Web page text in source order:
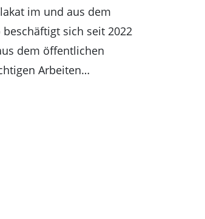
im und aus dem
beschäftigt sich seit 2022
dem öffentlichen
Arbeiten…